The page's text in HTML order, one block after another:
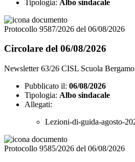
Tipologia: Albo sindacale
Protocollo 9587/2026 del 06/08/2026
Circolare del 06/08/2026
Newsletter 63/26 CISL Scuola Bergamo
Pubblicato il: 06/08/2026
Tipologia: Albo sindacale
Allegati:
Lezioni-di-guida-agosto-
Protocollo 9585/2026 del 06/08/2026